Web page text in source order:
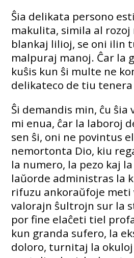
Ŝia delikata persono
makulita, simila al
blankaj lilioj, se oni ilin
malpuraj manoj. Ĉar la
kuŝis kun ŝi multe ne
delikateco de tiu
Ŝi demandis min, ĉu ŝia
mi enua, ĉar la laboroj
sen ŝi, oni ne povintus
nemortonta Dio, kiu
la numero, la pezo kaj
laŭorde administras la
rifuzu ankoraŭfoje
valorajn ŝultrojn sur la
por fine elaĉeti tiel
kun granda sufero, la
doloro, turnitaj la